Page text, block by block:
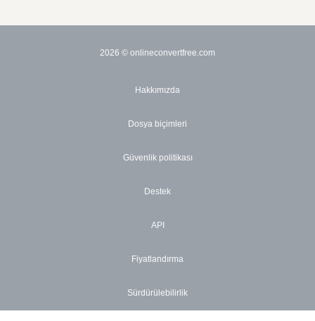
2026 © onlineconvertfree.com
Hakkımızda
Dosya biçimleri
Güvenlik politikası
Destek
API
Fiyatlandırma
Sürdürülebilirlik